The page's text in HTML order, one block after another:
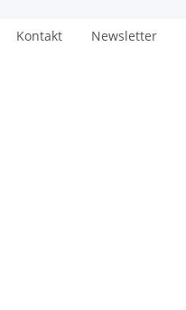
Kontakt Newsletter